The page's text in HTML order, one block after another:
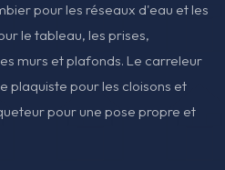
pour les réseaux d'eau et les
le tableau, les prises,
murs et plafonds. Le carreleur
plaquiste pour les cloisons et
pour une pose propre et